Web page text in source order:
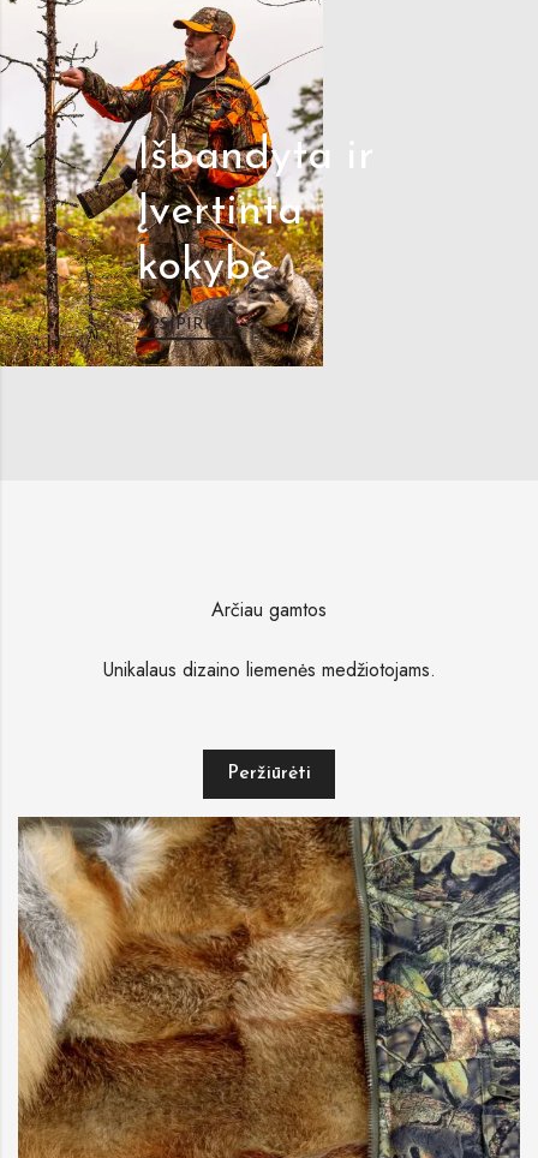
Išbandyta ir
Įvertinta
kokybė
APSIPIRKTI
Arčiau gamtos
Unikalaus dizaino liemenės medžiotojams.
Peržiūrėti